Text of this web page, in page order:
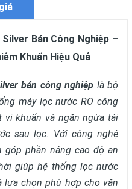
Bán Công Nghiệp –
Khuẩn Hiệu Quả
bán công nghiệp là bộ
máy lọc nước RO công
khuẩn và ngăn ngừa tái
sau lọc. Với công nghệ
góp phần nâng cao độ an
giúp hệ thống lọc nước
lựa chọn phù hợp cho văn